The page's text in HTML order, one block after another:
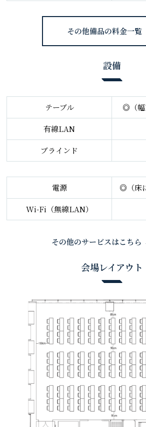
その他備品の料金一覧
設備
テーブル ◎（幅
有線LAN
ブラインド
電源 ◎（床
Wi-Fi（無線LAN）
その他のサービスはこちら
会場レイアウト